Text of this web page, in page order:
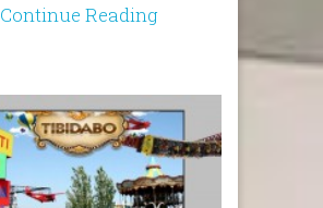
Continue Reading